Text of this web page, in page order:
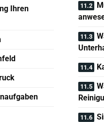
Ihren